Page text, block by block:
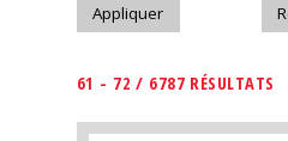
61 - 72 / 6787 RÉSULTATS